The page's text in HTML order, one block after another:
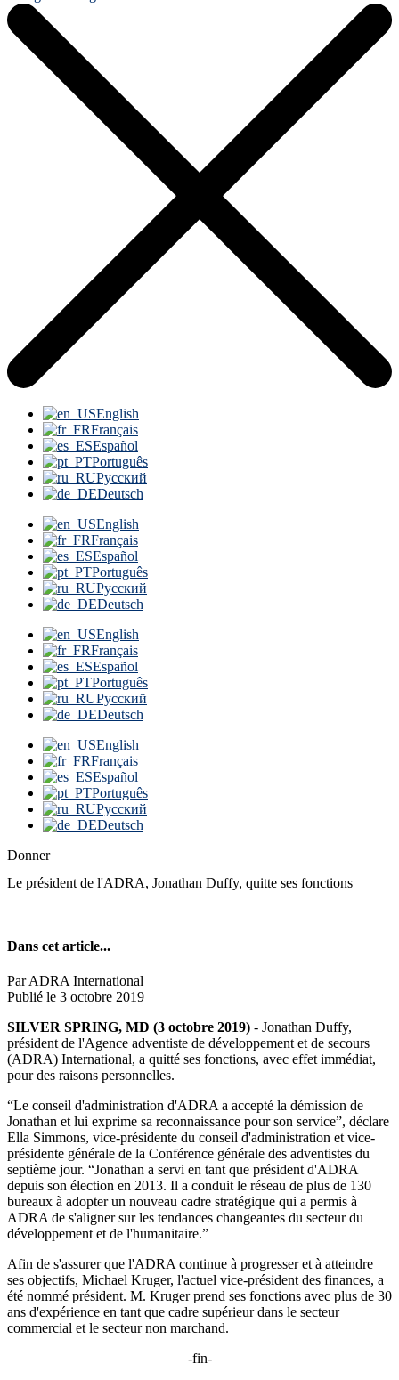
English
Français
Español
Português
Русский
Deutsch
English
Français
Español
Português
Русский
Deutsch
English
Français
Español
Português
Русский
Deutsch
English
Français
Español
Português
Русский
Deutsch
Donner
Le président de l'ADRA, Jonathan Duffy, quitte ses fonctions
Dans cet article...
Par ADRA International
Publié le 3 octobre 2019
SILVER SPRING, MD (3 octobre 2019) - Jonathan Duffy,
président de l'Agence adventiste de développement et de secours
(ADRA) International, a quitté ses fonctions, avec effet immédiat,
pour des raisons personnelles.
“Le conseil d'administration d'ADRA a accepté la démission de
Jonathan et lui exprime sa reconnaissance pour son service”, déclare
Ella Simmons, vice-présidente du conseil d'administration et vice-
présidente générale de la Conférence générale des adventistes du
septième jour. “Jonathan a servi en tant que président d'ADRA
depuis son élection en 2013. Il a conduit le réseau de plus de 130
bureaux à adopter un nouveau cadre stratégique qui a permis à
ADRA de s'aligner sur les tendances changeantes du secteur du
développement et de l'humanitaire.”
Afin de s'assurer que l'ADRA continue à progresser et à atteindre
ses objectifs, Michael Kruger, l'actuel vice-président des finances, a
été nommé président. M. Kruger prend ses fonctions avec plus de 30
ans d'expérience en tant que cadre supérieur dans le secteur
commercial et le secteur non marchand.
-fin-